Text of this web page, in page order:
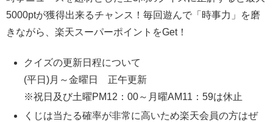
5000ptが獲得出来るチャンス！毎回遊んで「時事力」を磨
きながら、楽天スーパーポイントをGet！
クイズの更新日程について
(平日)月～金曜日 正午更新
※祝日及び土曜PM12：00～月曜AM11：59は休止
くじは当たる確率が非常に高いため楽天会員の方はぜ